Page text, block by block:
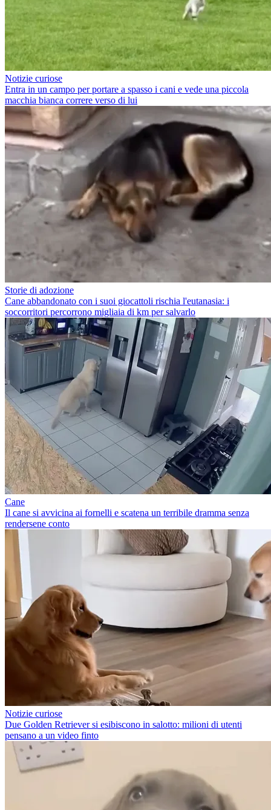
Notizie curiose
Entra in un campo per portare a spasso i cani e vede una piccola
macchia bianca correre verso di lui
Storie di adozione
Cane abbandonato con i suoi giocattoli rischia l'eutanasia: i
soccorritori percorrono migliaia di km per salvarlo
Cane
Il cane si avvicina ai fornelli e scatena un terribile dramma senza
rendersene conto
Notizie curiose
Due Golden Retriever si esibiscono in salotto: milioni di utenti
pensano a un video finto